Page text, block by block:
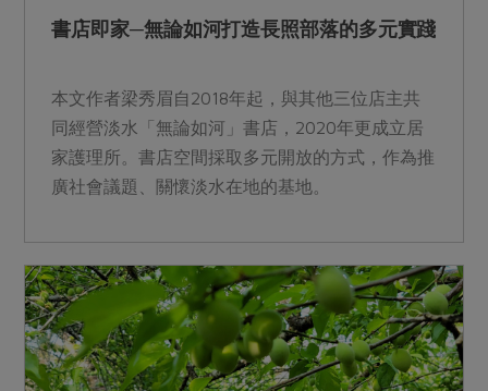
書店即家─無論如河打造長照部落的多元實踐
本文作者梁秀眉自2018年起，與其他三位店主共
同經營淡水「無論如河」書店，2020年更成立居
家護理所。書店空間採取多元開放的方式，作為推
廣社會議題、關懷淡水在地的基地。